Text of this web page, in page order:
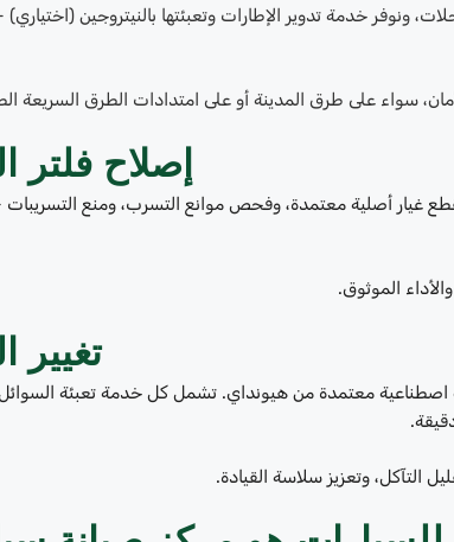
خدمة تدوير الإطارات وتعبئتها بالنيتروجين
سواء على طرق المدينة أو على امتدادات الطرق السريعة
إصلاح فلتر
غيار أصلية معتمدة، وفحص موانع التسرب، ومنع
الموثوق.
تغيير
اصطناعية معتمدة من هيونداي. تشمل كل خدمة تعبئة
التآكل، وتعزيز سلاسة القيادة.